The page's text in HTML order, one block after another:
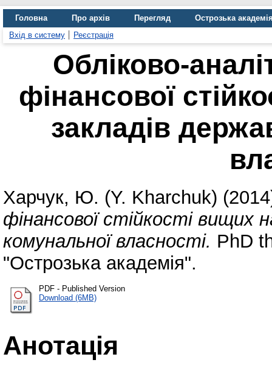
Головна Про архів Перегляд
Острозька
Вхід в систему
Реєстрація
Обліково-
фінансової
закладів
Харчук, Ю. (Y. Kharchuk)
фінансової стійкості вищих
комунальної власності. PhD
"Острозька академія".
PDF - Published Version
Download (6MB)
Анотація